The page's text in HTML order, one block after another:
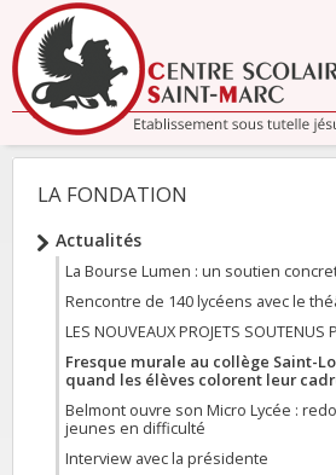
contenu.
|
Aller
à
la
navigation
NAVIGATION
LA FONDATION
Actualités
La Bourse Lumen : un soutien
Rencontre de 140 lycéens avec le
LES NOUVEAUX PROJETS SOUTENUS
Fresque murale au collège Saint-
quand les élèves colorent leur
Belmont ouvre son Micro Lycée :
jeunes en difficulté
Interview avec la présidente